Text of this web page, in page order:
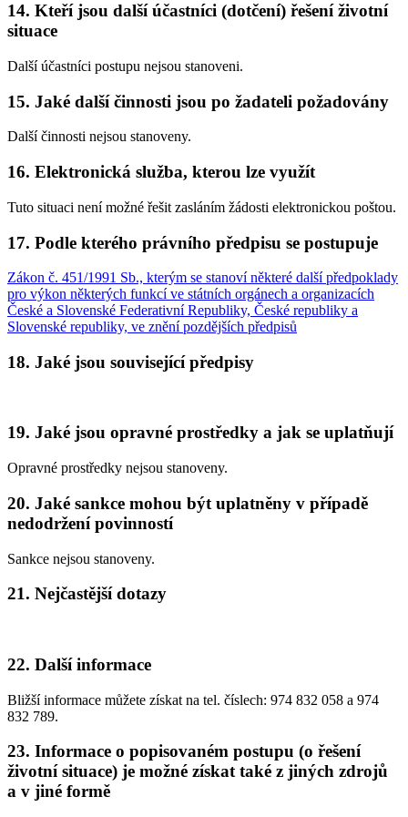
14. Kteří jsou další účastníci (dotčení) řešení životní
situace
Další účastníci postupu nejsou stanoveni.
15. Jaké další činnosti jsou po žadateli požadovány
Další činnosti nejsou stanoveny.
16. Elektronická služba, kterou lze využít
Tuto situaci není možné řešit zasláním žádosti elektronickou poštou.
17. Podle kterého právního předpisu se postupuje
Zákon č. 451/1991 Sb., kterým se stanoví některé další předpoklady
pro výkon některých funkcí ve státních orgánech a organizacích
České a Slovenské Federativní Republiky, České republiky a
Slovenské republiky, ve znění pozdějších předpisů
18. Jaké jsou související předpisy
19. Jaké jsou opravné prostředky a jak se uplatňují
Opravné prostředky nejsou stanoveny.
20. Jaké sankce mohou být uplatněny v případě
nedodržení povinností
Sankce nejsou stanoveny.
21. Nejčastější dotazy
22. Další informace
Bližší informace můžete získat na tel. číslech: 974 832 058 a 974
832 789.
23. Informace o popisovaném postupu (o řešení
životní situace) je možné získat také z jiných zdrojů
a v jiné formě